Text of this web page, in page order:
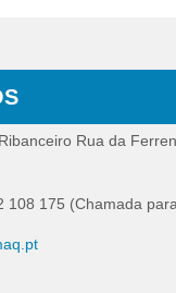
Rua da
108 175 (Chamada